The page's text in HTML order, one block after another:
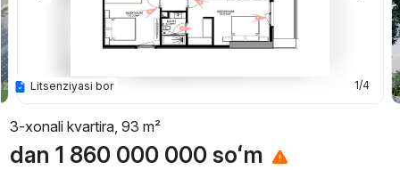
1/4
Litsenziyasi bor
3-xonali kvartira, 93 m²
dan 1 860 000 000 soʻm